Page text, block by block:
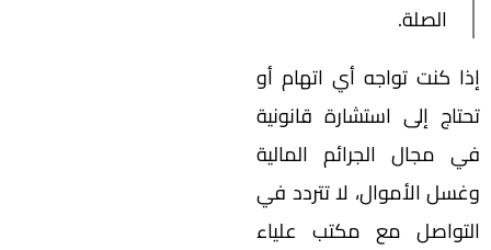
الصلة.
إذا كنت تواجه أي اتهام أو
تحتاج إلى استشارة قانونية
في مجال الجرائم المالية
وغسل الأموال، لا تتردد في
التواصل مع مكتب علياء